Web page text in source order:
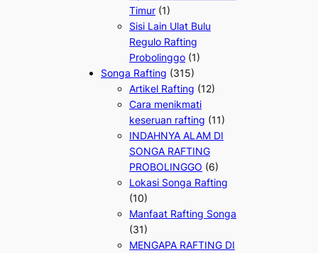
Timur (1)
Sisi Lain Ulat Bulu
Regulo Rafting
Probolinggo (1)
Songa Rafting (315)
Artikel Rafting (12)
Cara menikmati
keseruan rafting (11)
INDAHNYA ALAM DI
SONGA RAFTING
PROBOLINGGO (6)
Lokasi Songa Rafting
(10)
Manfaat Rafting Songa
(31)
MENGAPA RAFTING DI